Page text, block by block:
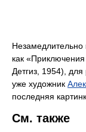
Незамедлительно
как
Детгиз, 1954), для
уже художник
последняя
См. также